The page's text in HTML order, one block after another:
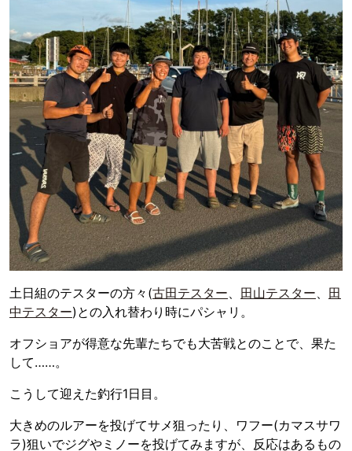
土日組のテスターの方々(古田テスター、 田山テスター、 田
中テスター)との入れ替わり時にパシャリ。
オフショアが得意な先輩たちでも大苦戦とのことで、果た
して……。
こうして迎えた釣行1日目。
大きめのルアーを投げてサメ狙ったり、ワフー(カマスサワ
ラ)狙いでジグやミノーを投げてみますが、反応はあるもの